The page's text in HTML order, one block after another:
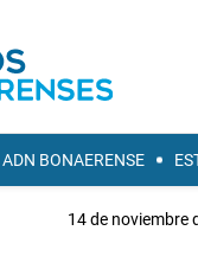
ADN BONAERENSE
14 de noviembre